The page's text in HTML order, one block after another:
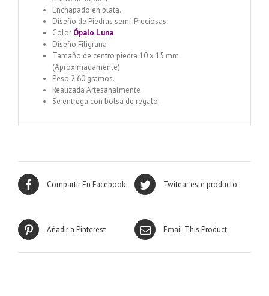
Enchapado en plata.
Diseño de Piedras semi-Preciosas
Color Ópalo Luna
Diseño Filigrana
Tamaño de centro piedra 10 x 15 mm
(Aproximadamente)
Peso 2.60 gramos.
Realizada Artesanalmente
Se entrega con bolsa de regalo.
Compartir En Facebook Twitear este producto
Añadir a Pinterest Email This Product